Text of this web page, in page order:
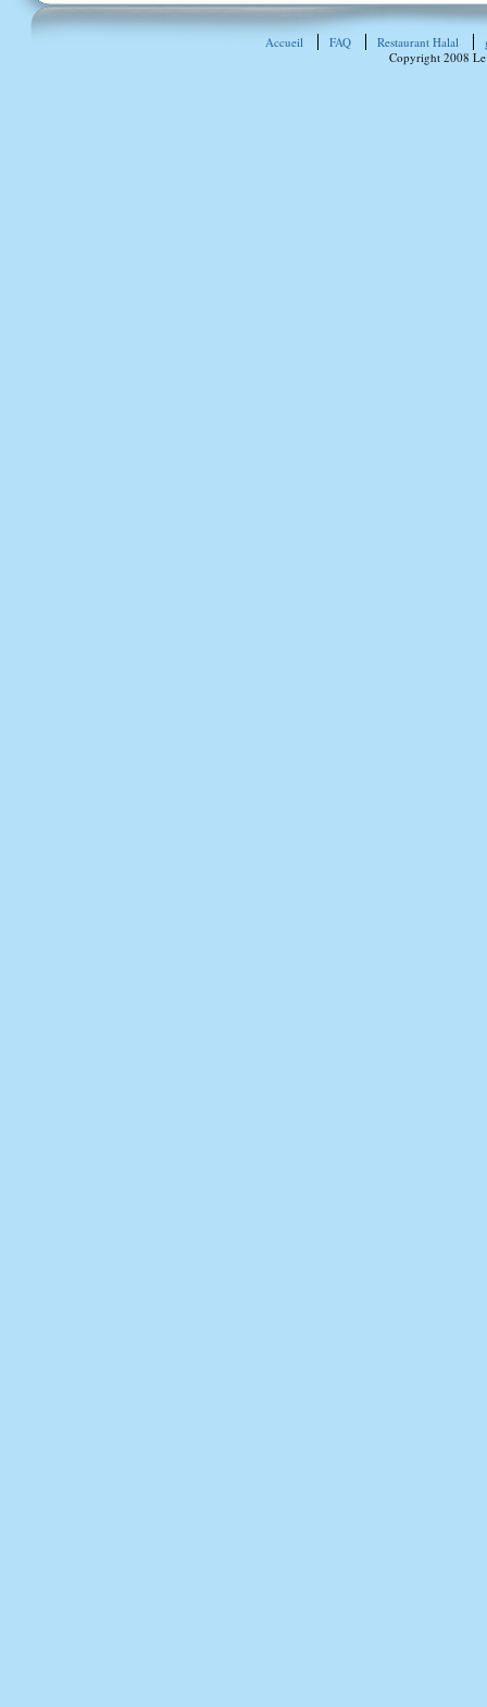
Accueil FAQ Restaurant Halal
Copyright 2008